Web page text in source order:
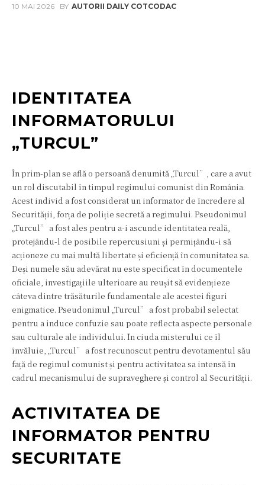
10 MAI 2026 BY AUTORII DAILY COTCODAC
IDENTITATEA
INFORMATORULUI
„TURCUL”
În prim-plan se află o persoană denumită „Turcul”, care a avut
un rol discutabil în timpul regimului comunist din România.
Acest individ a fost considerat un informator de încredere al
Securității, forța de poliție secretă a regimului. Pseudonimul
„Turcul” a fost ales pentru a-i ascunde identitatea reală,
protejându-l de posibile repercusiuni și permițându-i să
acționeze cu mai multă libertate și eficiență în comunitatea sa.
Deși numele său adevărat nu este specificat în documentele
oficiale, investigațiile ulterioare au reușit să evidențieze
câteva dintre trăsăturile fundamentale ale acestei figuri
enigmatice. Pseudonimul „Turcul” a fost probabil selectat
pentru a induce confuzie sau poate reflecta aspecte personale
sau culturale ale individului. În ciuda misterului ce îl
învăluie, „Turcul” a fost recunoscut pentru devotamentul său
față de regimul comunist și pentru activitatea sa intensă în
cadrul mecanismului de supraveghere și control al Securității.
ACTIVITATEA DE
INFORMATOR PENTRU
SECURITATE